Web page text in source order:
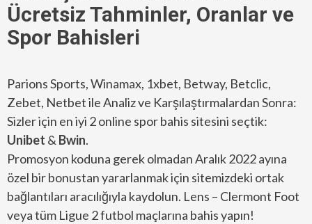
Ücretsiz Tahminler, Oranlar ve
Spor Bahisleri
Parions Sports, Winamax, 1xbet, Betway, Betclic,
Zebet, Netbet ile Analiz ve Karşılaştırmalardan Sonra:
Sizler için en iyi 2 online spor bahis sitesini seçtik:
Unibet & Bwin.
Promosyon koduna gerek olmadan Aralık 2022 ayına
özel bir bonustan yararlanmak için sitemizdeki ortak
bağlantıları aracılığıyla kaydolun. Lens – Clermont Foot
veya tüm Ligue 2 futbol maçlarına bahis yapın!